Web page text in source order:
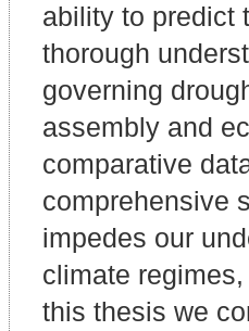
ability to predict
thorough
governing
assembly and
comparative
comprehensive
impedes our
climate
this thesis we